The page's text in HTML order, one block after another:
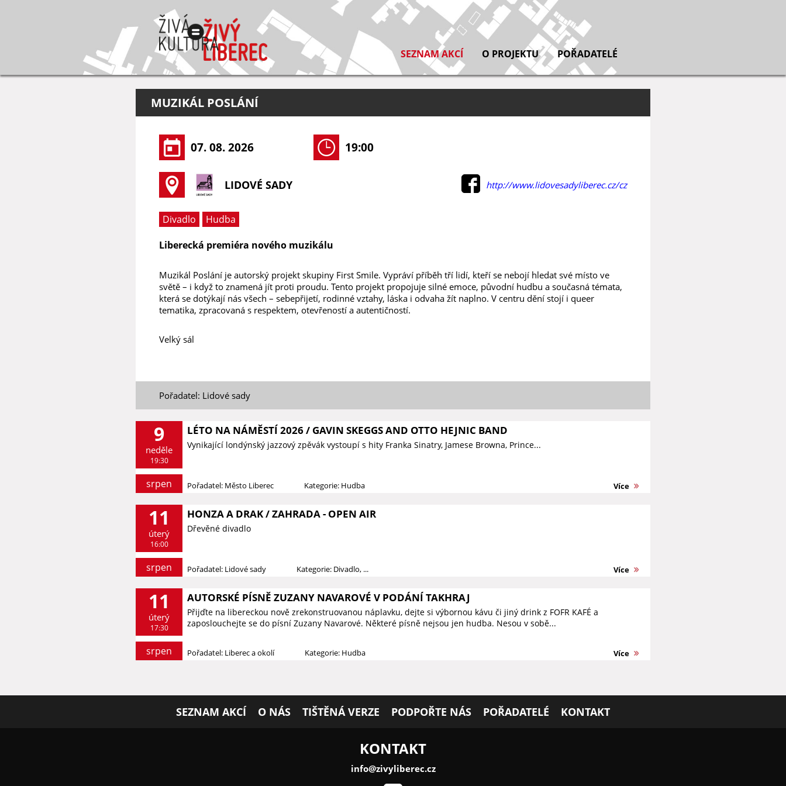
SEZNAM AKCÍ O PROJEKTU POŘADATELÉ
MUZIKÁL POSLÁNÍ
07. 08. 2026 19:00
LIDOVÉ SADY http://www.lidovesadyliberec.cz/cz
Divadlo
Hudba
Liberecká premiéra nového muzikálu
Muzikál Poslání je autorský projekt skupiny First Smile. Vypráví příběh tří lidí, kteří se nebojí hledat své místo ve
světě – i když to znamená jít proti proudu. Tento projekt propojuje silné emoce, původní hudbu a současná témata,
která se dotýkají nás všech – sebepřijetí, rodinné vztahy, láska i odvaha žít naplno. V centru dění stojí i queer
tematika, zpracovaná s respektem, otevřeností a autentičností.
Velký sál
Pořadatel: Lidové sady
9
neděle
19:30
srpen
LÉTO NA NÁMĚSTÍ 2026 / GAVIN SKEGGS AND OTTO HEJNIC BAND
Vynikající londýnský jazzový zpěvák vystoupí s hity Franka Sinatry, Jamese Browna, Prince...
Pořadatel: Město Liberec Kategorie: Hudba Více
11
úterý
16:00
srpen
HONZA A DRAK / ZAHRADA - OPEN AIR
Dřevěné divadlo
Pořadatel: Lidové sady Kategorie: Divadlo, ... Více
11
úterý
17:30
srpen
AUTORSKÉ PÍSNĚ ZUZANY NAVAROVÉ V PODÁNÍ TAKHRAJ
Přijďte na libereckou nově zrekonstruovanou náplavku, dejte si výbornou kávu či jiný drink z FOFR KAFÉ a
zaposlouchejte se do písní Zuzany Navarové. Některé písně nejsou jen hudba. Nesou v sobě...
Pořadatel: Liberec a okolí Kategorie: Hudba Více
SEZNAM AKCÍ O NÁS TIŠTĚNÁ VERZE PODPOŘTE NÁS POŘADATELÉ KONTAKT
KONTAKT
info@zivyliberec.cz